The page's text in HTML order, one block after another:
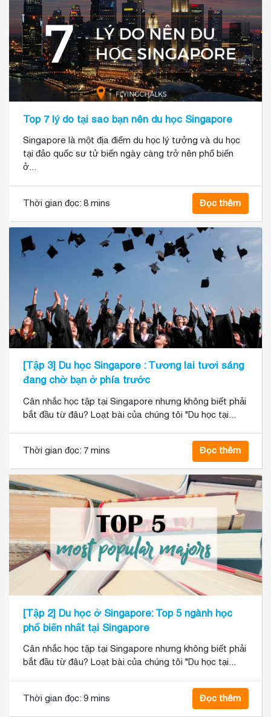
Top 7 lý do tại sao bạn nên du học Singapore
Singapore là một địa điểm du học lý tưởng và du học
tại đảo quốc sư tử biển ngày càng trở nên phổ biến
ở...
Thời gian đọc: 8 mins Đọc thêm
[Tập 3] Du học Singapore : Tương lai tươi sáng
đang chờ bạn ở phía trước
Cân nhắc học tập tại Singapore nhưng không biết phải
bắt đầu từ đâu? Loạt bài của chúng tôi "Du học tại...
Thời gian đọc: 7 mins Đọc thêm
[Tập 2] Du học ở Singapore: Top 5 ngành học
phổ biến nhất tại Singapore
Cân nhắc học tập tại Singapore nhưng không biết phải
bắt đầu từ đâu? Loạt bài của chúng tôi "Du học tại...
Thời gian đọc: 9 mins Đọc thêm